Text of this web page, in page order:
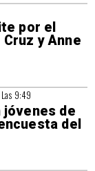
por el
y Anne
Las 9:49
jóvenes de
del